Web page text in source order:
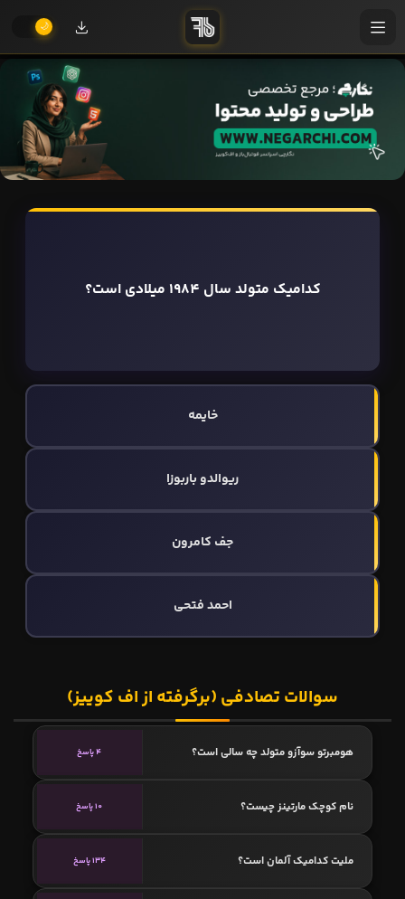
کدامیک متولد سال 1984 میلادی است؟
خایمه
ریوالدو باربوزا
جف کامرون
احمد فتحی
سوالات تصادفی (برگرفته از اف کوییز)
هومبرتو سوآزو متولد چه سالی است؟ 4 پاسخ
نام کوچک مارتینز چیست؟ 10 پاسخ
ملیت کدامیک آلمان است؟ 134 پاسخ